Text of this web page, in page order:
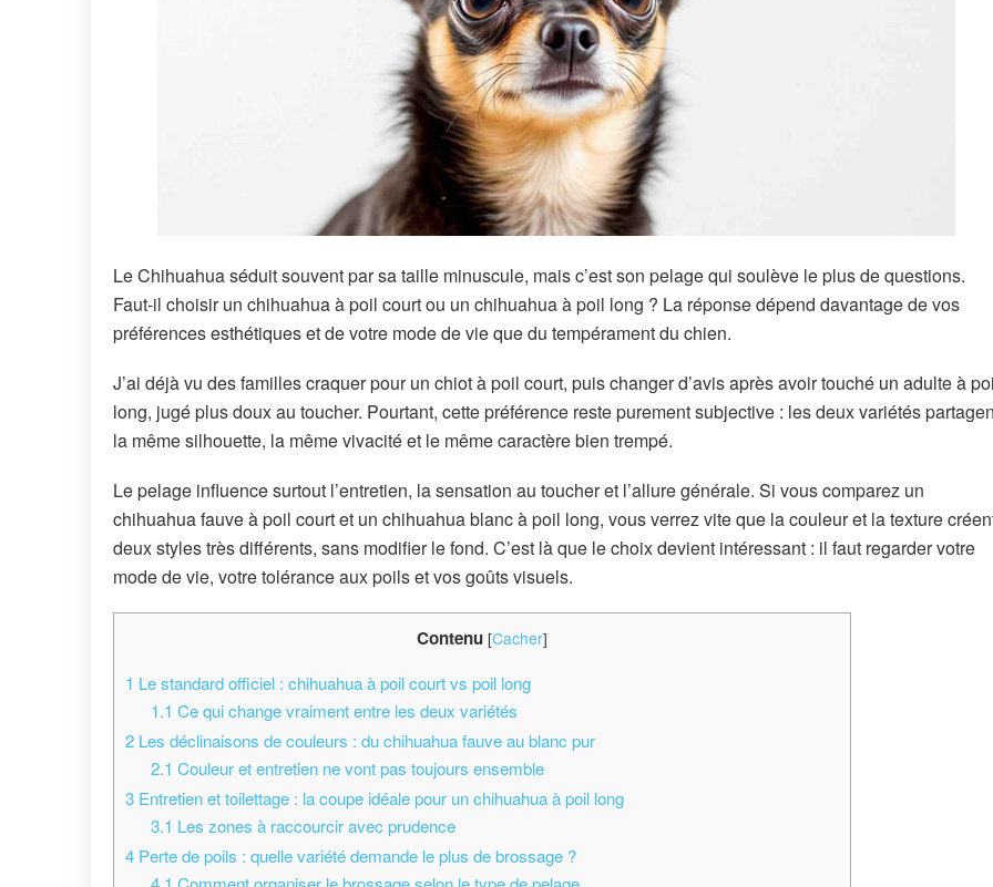
Le Chihuahua séduit souvent par sa taille minuscule, mais c’est son pelage qui soulève le plus de questions.
Faut-il choisir un chihuahua à poil court ou un chihuahua à poil long ? La réponse dépend davantage de vos
préférences esthétiques et de votre mode de vie que du tempérament du chien.
J’ai déjà vu des familles craquer pour un chiot à poil court, puis changer d’avis après avoir touché un adulte à
long, jugé plus doux au toucher. Pourtant, cette préférence reste purement subjective : les deux variétés
la même silhouette, la même vivacité et le même caractère bien trempé.
Le pelage influence surtout l’entretien, la sensation au toucher et l’allure générale. Si vous comparez un
chihuahua fauve à poil court et un chihuahua blanc à poil long, vous verrez vite que la couleur et la texture
deux styles très différents, sans modifier le fond. C’est là que le choix devient intéressant : il faut regarder votre
mode de vie, votre tolérance aux poils et vos goûts visuels.
Contenu [Cacher]
1 Le standard officiel : chihuahua à poil court vs poil long
1.1 Ce qui change vraiment entre les deux variétés
2 Les déclinaisons de couleurs : du chihuahua fauve au blanc pur
2.1 Couleur et entretien ne vont pas toujours ensemble
3 Entretien et toilettage : la coupe idéale pour un chihuahua à poil long
3.1 Les zones à raccourcir avec prudence
4 Perte de poils : quelle variété demande le plus de brossage ?